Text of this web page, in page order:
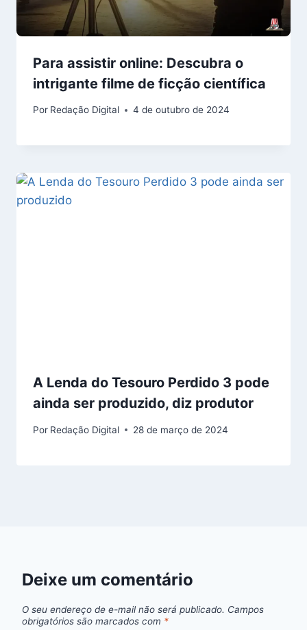
Para assistir online: Descubra o
intrigante filme de ficção científica
Por Redação Digital 4 de outubro de 2024
A Lenda do Tesouro Perdido 3 pode
ainda ser produzido, diz produtor
Por Redação Digital 28 de março de 2024
Deixe um comentário
O seu endereço de e-mail não será publicado. Campos
obrigatórios são marcados com *